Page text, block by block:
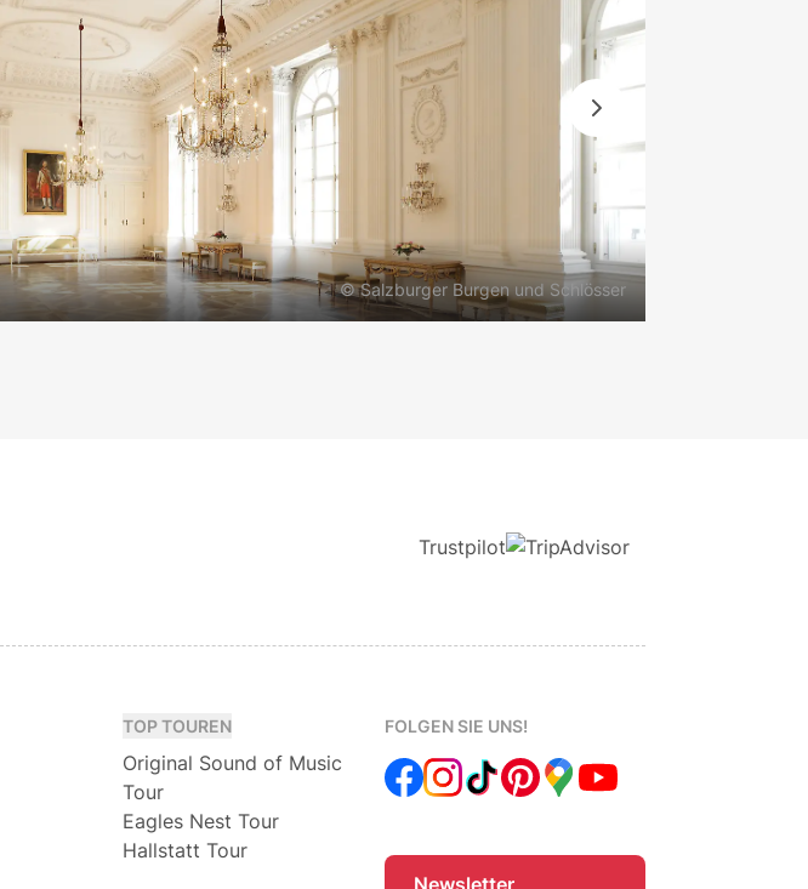
© Salzburger Burgen und Schlösser
Trustpilot
TOP TOUREN
Original Sound of Music
Tour
Eagles Nest Tour
Hallstatt Tour
FOLGEN SIE UNS!
Newsletter